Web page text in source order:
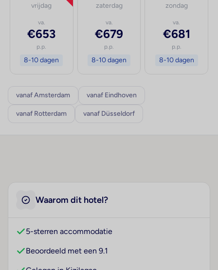
vrijdag
va.
€653
p.p.
8-10 dagen
zaterdag
va.
€679
p.p.
8-10 dagen
zondag
va.
€681
p.p.
8-10 dagen
vanaf Amsterdam vanaf Eindhoven
vanaf Rotterdam vanaf Düsseldorf
Waarom dit hotel?
5-sterren accommodatie
Beoordeeld met een 9.1